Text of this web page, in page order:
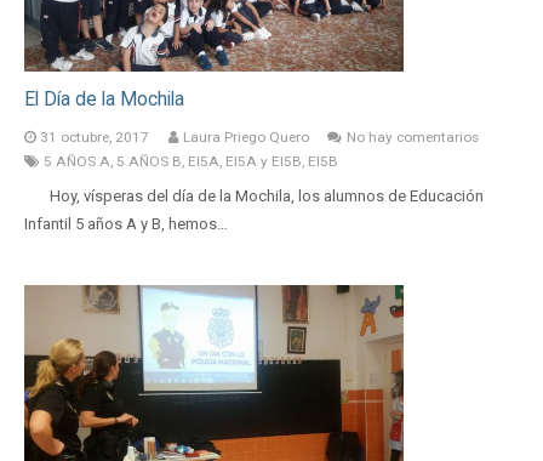
El Día de la Mochila
31 octubre, 2017 Laura Priego Quero
No hay comentarios
5 AÑOS A, 5 AÑOS B, EI5A, EI5A y EI5B, EI5B
Hoy, vísperas del día de la Mochila, los alumnos de Educación
Infantil 5 años A y B, hemos…